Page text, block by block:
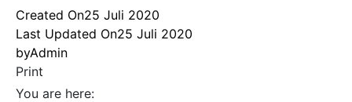
Created On25 Juli 2020
Last Updated On25 Juli 2020
byAdmin
Print
You are here: